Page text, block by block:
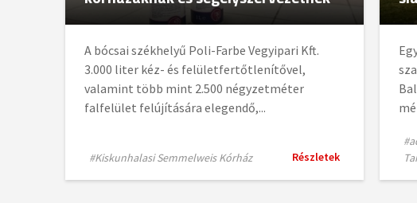
A bócsai székhelyű Poli-Farbe Vegyipari Kft.
3.000 liter kéz- és felületfertőtlenítővel,
valamint több mint 2.500 négyzetméter
falfelület felújítására elegendő,...
#Kiskunhalasi Semmelweis Kórház Részletek